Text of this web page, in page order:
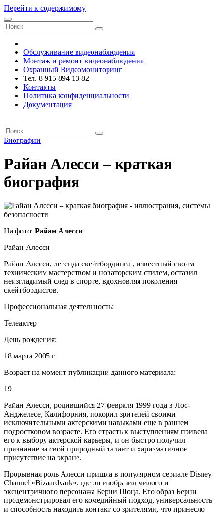
Перейти к содержимому
Обслуживание видеонаблюдения
Монтаж и ремонт видеонаблюдения
Охранный Видеомониторинг
Тел. 8 915 894 13 82
Контакты
Политика конфиденциальности
Документация
Биографии
Райан Алесси – краткая
биография
На фото: Райан Алесси
Райан Алесси
Райан Алесси, легенда скейтбординга , известный своим
техническим мастерством и новаторским стилем, оставил
неизгладимый след в спорте, вдохновляя поколения
скейтбордистов.
Профессиональная деятельность:
Телеактер
День рождения:
18 марта 2005 г.
Возраст на момент публикации данного материала:
19
Райан Алесси, родившийся 27 февраля 1999 года в Лос-
Анджелесе, Калифорния, покорил зрителей своими
исключительными актерскими навыками еще в раннем
подростковом возрасте. Его страсть к выступлениям привела
его к выбору актерской карьеры, и он быстро получил
признание за свой природный талант и харизматичное
присутствие на экране.
Прорывная роль Алесси пришла в популярном сериале Disney
Channel «Bizaardvark». где он изобразил милого и
эксцентричного персонажа Берни Шоца. Его образ Берни
продемонстрировал его комедийный подход, универсальность
и способность находить контакт со зрителями, что принесло